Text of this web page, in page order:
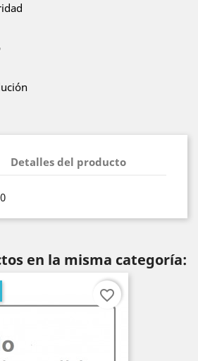
Detalles del producto
en la misma categoría:
favorite_border